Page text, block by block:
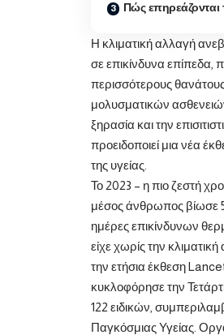
Πώς επηρεάζονται
Η κλιματική αλλαγή
σε επικίνδυνα επίπεδα,
περισσότερους
μολυσματικών
ξηρασία και την
προειδοποιεί μια νέα
της υγείας.
Το 2023 – η πιο ζεστή
μέσος άνθρωπος βίωσε
ημέρες επικίνδυνων
είχε χωρίς την
την ετήσια έκθεση
κυκλοφόρησε την
122 ειδικών,
Παγκόσμιας Υγείας.